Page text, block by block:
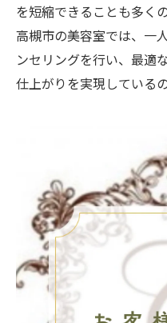
する
美容室で受け
美容室の施術
髪質改善ストレ
しなやかなツヤ髪
美容室メソッ
美容室の髪質
美容室独自の
美容室のプロ技
美容室施術で
毎日の扱いやすさ
を短縮できることも多く
高槻市の美容室では、一
ンセリングを行い、最適
仕上がりを実現している